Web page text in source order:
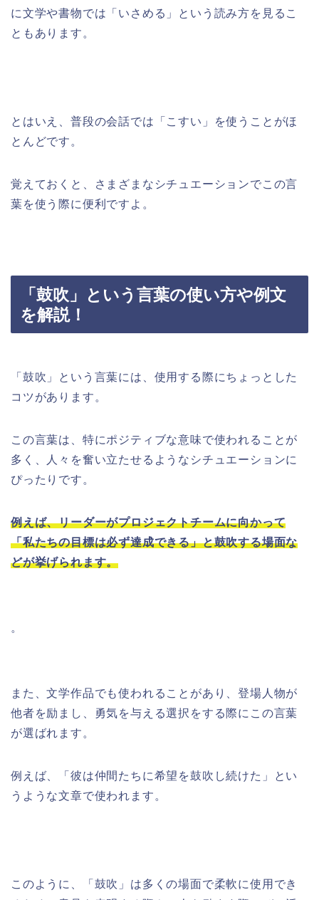
に文学や書物では「いさめる」という読み方を見るこ
ともあります。
とはいえ、普段の会話では「こすい」を使うことがほ
とんどです。
覚えておくと、さまざまなシチュエーションでこの言
葉を使う際に便利ですよ。
「鼓吹」という言葉の使い方や例文
を解説！
「鼓吹」という言葉には、使用する際にちょっとした
コツがあります。
この言葉は、特にポジティブな意味で使われることが
多く、人々を奮い立たせるようなシチュエーションに
ぴったりです。
例えば、リーダーがプロジェクトチームに向かって
「私たちの目標は必ず達成できる」と鼓吹する場面な
どが挙げられます。
。
また、文学作品でも使われることがあり、登場人物が
他者を励まし、勇気を与える選択をする際にこの言葉
が選ばれます。
例えば、「彼は仲間たちに希望を鼓吹し続けた」とい
うような文章で使われます。
このように、「鼓吹」は多くの場面で柔軟に使用でき